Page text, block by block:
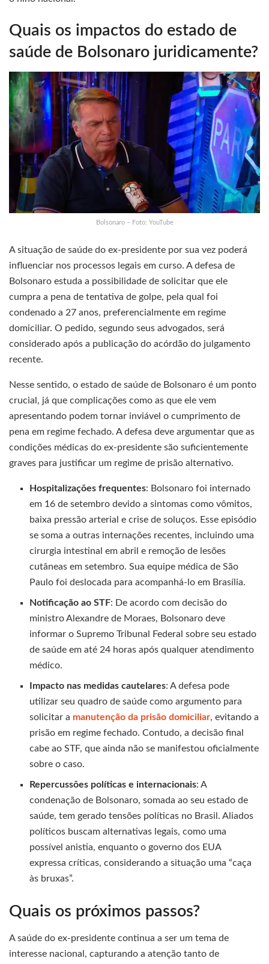
Quais os impactos do estado de
saúde de Bolsonaro juridicamente?
Bolsonaro – Foto: YouTube
A situação de saúde do ex-presidente por sua vez poderá
influenciar nos processos legais em curso. A defesa de
Bolsonaro estuda a possibilidade de solicitar que ele
cumpra a pena de tentativa de golpe, pela qual foi
condenado a 27 anos, preferencialmente em regime
domiciliar. O pedido, segundo seus advogados, será
considerado após a publicação do acórdão do julgamento
recente.
Nesse sentido, o estado de saúde de Bolsonaro é um ponto
crucial, já que complicações como as que ele vem
apresentando podem tornar inviável o cumprimento de
pena em regime fechado. A defesa deve argumentar que as
condições médicas do ex-presidente são suficientemente
graves para justificar um regime de prisão alternativo.
Hospitalizações frequentes: Bolsonaro foi internado
em 16 de setembro devido a sintomas como vômitos,
baixa pressão arterial e crise de soluços. Esse episódio
se soma a outras internações recentes, incluindo uma
cirurgia intestinal em abril e remoção de lesões
cutâneas em setembro. Sua equipe médica de São
Paulo foi deslocada para acompanhá-lo em Brasília.
Notificação ao STF: De acordo com decisão do
ministro Alexandre de Moraes, Bolsonaro deve
informar o Supremo Tribunal Federal sobre seu estado
de saúde em até 24 horas após qualquer atendimento
médico.
Impacto nas medidas cautelares: A defesa pode
utilizar seu quadro de saúde como argumento para
solicitar a manutenção da prisão domiciliar, evitando a
prisão em regime fechado. Contudo, a decisão final
cabe ao STF, que ainda não se manifestou oficialmente
sobre o caso.
Repercussões políticas e internacionais: A
condenação de Bolsonaro, somada ao seu estado de
saúde, tem gerado tensões políticas no Brasil. Aliados
políticos buscam alternativas legais, como uma
possível anistia, enquanto o governo dos EUA
expressa críticas, considerando a situação uma “caça
às bruxas”.
Quais os próximos passos?
A saúde do ex-presidente continua a ser um tema de
interesse nacional, capturando a atenção tanto de